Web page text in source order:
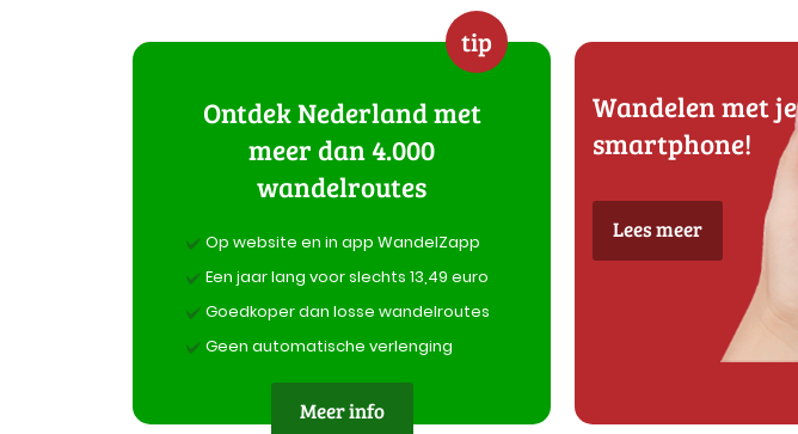
tip
Ontdek Nederland met
meer dan 4.000
wandelroutes
Op website en in app WandelZapp
Een jaar lang voor slechts 13,49 euro
Goedkoper dan losse wandelroutes
Geen automatische verlenging
Meer info
Wandelen met je
smartphone!
Lees meer